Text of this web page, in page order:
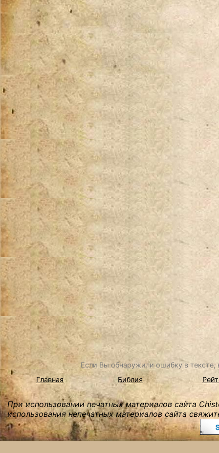
Если Вы обнаружили ошибку в
Главная
Библия
При использовании печатных материалов сайта
использования непечатных материалов сайта